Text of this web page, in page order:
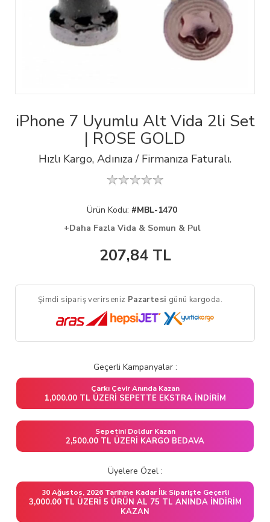
iPhone 7 Uyumlu Alt Vida 2li Set
| ROSE GOLD
Hızlı Kargo, Adınıza / Firmanıza Faturalı.
Ürün Kodu: #MBL-1470
+Daha Fazla Vida & Somun & Pul
207,84TL
Şimdi sipariş verirseniz Pazartesi günü kargoda.
Geçerli Kampanyalar :
Çarkı Çevir Anında Kazan
1,000.00 TL ÜZERI SEPETTE EKSTRA İNDIRIM
Sepetini Doldur Kazan
2,500.00 TL ÜZERI KARGO BEDAVA
Üyelere Özel :
30 Ağustos, 2026 Tarihine Kadar İlk Siparişte Geçerli
3,000.00 TL ÜZERI 5 ÜRÜN AL 75 TL ANINDA İNDIRIM
KAZAN